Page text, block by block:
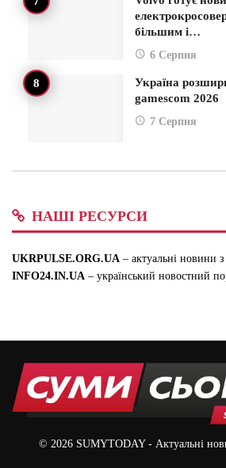
більшим і…
6 Серпня
Україна
gamescom 2026
7 Серпня
НАШІ РЕСУРСИ
UKRPULSE.ORG.UA – актуальні новини з
INFO24.IN.UA – український новостний
© 2026 SUMYTODAY- Актуальні